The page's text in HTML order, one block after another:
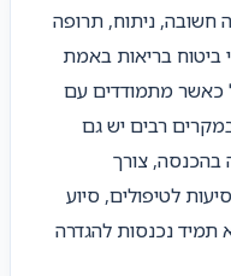
חשובה, ניתוח, תרופה
ביטוח בריאות באמת
כאשר מתמודדים עם
רבים יש גם
בהכנסה, צורך
לטיפולים, סיוע
נכנסות להגדרה